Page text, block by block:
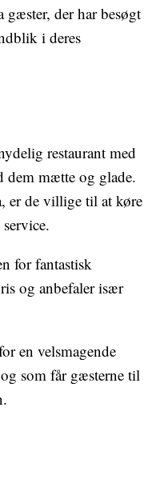
gæster, der har besøgt
i deres
restaurant med
dem mætte og glade.
er de villige til at køre
for fantastisk
og anbefaler især
en velsmagende
som får gæsterne til